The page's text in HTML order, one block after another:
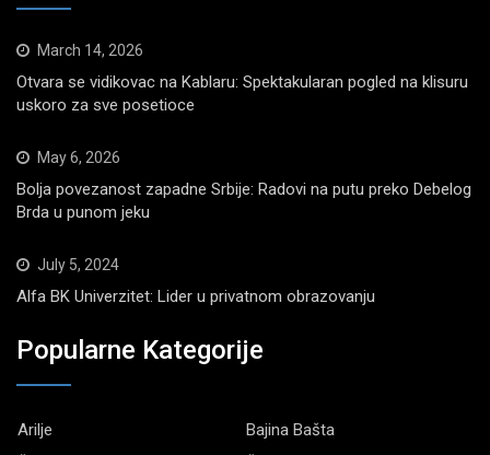
March 14, 2026
Otvara se vidikovac na Kablaru: Spektakularan pogled na klisuru
uskoro za sve posetioce
May 6, 2026
Bolja povezanost zapadne Srbije: Radovi na putu preko Debelog
Brda u punom jeku
July 5, 2024
Alfa BK Univerzitet: Lider u privatnom obrazovanju
Popularne Kategorije
Arilje
Bajina Bašta